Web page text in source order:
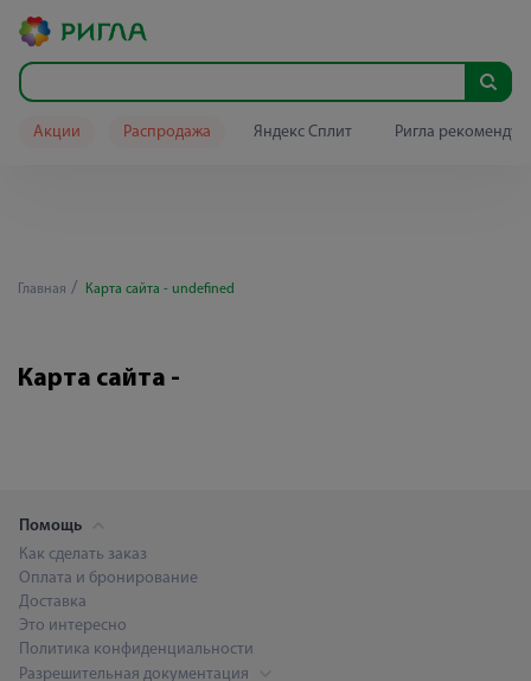
Акции Распродажа Яндекс Сплит Ригла
Главная Карта сайта - undefined
Карта сайта -
Помощь
Как сделать заказ
Оплата и бронирование
Доставка
Это интересно
Политика конфиденциальности
Разрешительная документация